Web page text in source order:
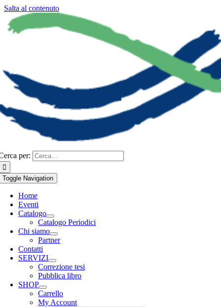
Salta al contenuto
per:
Toggle Navigation
Home
Eventi
Catalogo
Catalogo Periodici
Chi siamo
Partner
Contatti
SERVIZI
Correzione tesi
Pubblica libro
SHOP
Carrello
My Account